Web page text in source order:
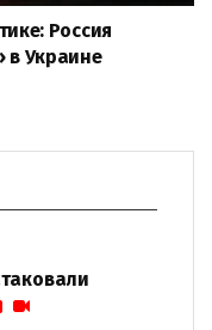
Россия
в Украине